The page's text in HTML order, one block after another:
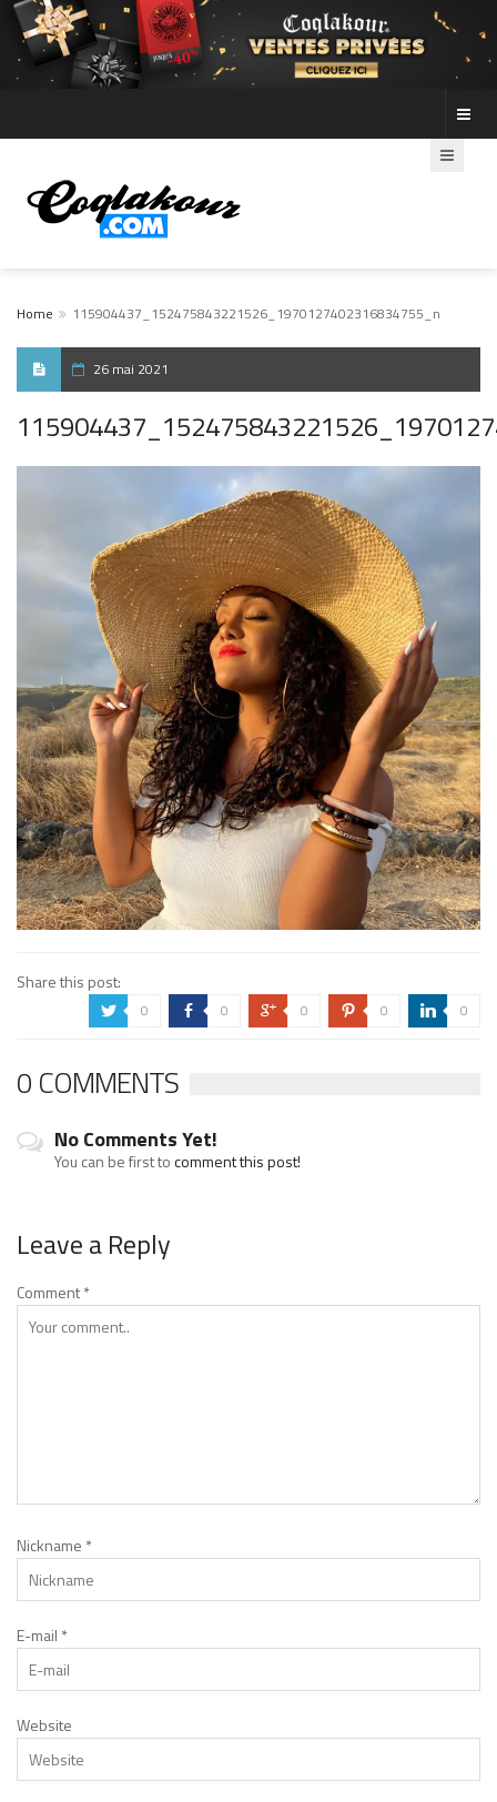
Home 115904437_152475843221526_1970127402316834755_n
26 mai 2021
Share this post:
a 0 b 0 c 0 d 0 j 0
0 COMMENTS
No Comments Yet!
You can be first tocomment this post!
Leave a Reply
Comment*
Nickname *
E-mail *
Website